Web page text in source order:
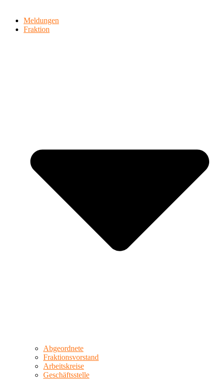
Meldungen
Fraktion
Abgeordnete
Fraktionsvorstand
Arbeitskreise
Geschäftsstelle